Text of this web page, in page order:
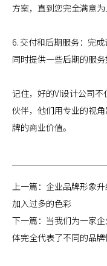
方案，直到您完全满意为
6. 交付和后期服务：完
同时提供一些后期的服务
记住，好的VI设计公司
伙伴，他们用专业的视
牌的商业价值。
上一篇： 企业品牌形象
加入过多的色彩
下一篇： 当我们为一家
体完全代表了不同的品